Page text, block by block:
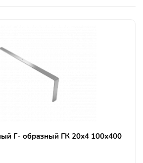
Г- образный ГК 20х4 100х400